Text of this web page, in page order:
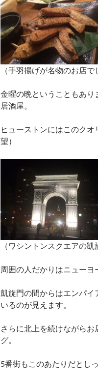
（手羽揚げが名物のお店で
金曜の晩ということもあ
居酒屋。
ヒューストンにはこのク
望）
（ワシントンスクエアの凱
周囲の人だかりはニューヨ
凱旋門の間からはエンパイ
いるのが見えます。
さらに北上を続けながら
グ。
5番街もこのあたりだとし